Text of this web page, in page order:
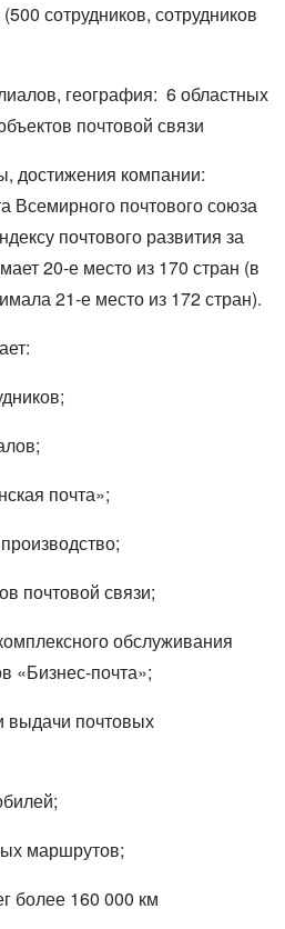
сотрудников, сотрудников
география: 6 областных
почтовой связи
достижения компании:
Всемирного почтового союза
почтового развития за
20-е место из 170 стран (в
21-е место из 172 стран).
почта»;
почтовой связи;
обслуживания
«Бизнес-почта»;
почтовых
маршрутов;
160 000 км